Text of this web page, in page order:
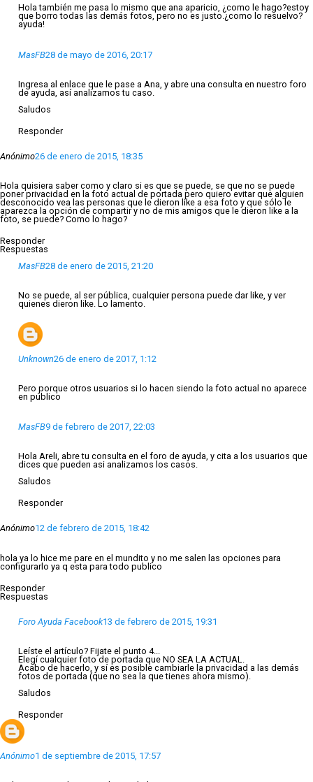
Hola también me pasa lo mismo que ana aparicio, ¿como le hago?estoy
que borro todas las demás fotos, pero no es justo.¿como lo resuelvo?
ayuda!
MasFB28 de mayo de 2016, 20:17
Ingresa al enlace que le pase a Ana, y abre una consulta en nuestro foro
de ayuda, así analizamos tu caso.
Saludos
Responder
Anónimo26 de enero de 2015, 18:35
Hola quisiera saber como y claro si es que se puede, se que no se puede
poner privacidad en la foto actual de portada pero quiero evitar que alguien
desconocido vea las personas que le dieron líke a esa foto y que sólo le
aparezca la opción de compartir y no de mis amigos que le dieron like a la
foto, se puede? Como lo hago?
Responder
Respuestas
MasFB28 de enero de 2015, 21:20
No se puede, al ser pública, cualquier persona puede dar like, y ver
quienes dieron like. Lo lamento.
Unknown26 de enero de 2017, 1:12
Pero porque otros usuarios si lo hacen siendo la foto actual no aparece
en público
MasFB9 de febrero de 2017, 22:03
Hola Areli, abre tu consulta en el foro de ayuda, y cita a los usuarios que
dices que pueden asi analizamos los casos.
Saludos
Responder
Anónimo12 de febrero de 2015, 18:42
hola ya lo hice me pare en el mundito y no me salen las opciones para
configurarlo ya q esta para todo publico
Responder
Respuestas
Foro Ayuda Facebook13 de febrero de 2015, 19:31
Leíste el artículo? Fijate el punto 4...
Elegí cualquier foto de portada que NO SEA LA ACTUAL.
Acabo de hacerlo, y sí es posible cambiarle la privacidad a las demás
fotos de portada (que no sea la que tienes ahora mismo).
Saludos
Responder
Anónimo1 de septiembre de 2015, 17:57